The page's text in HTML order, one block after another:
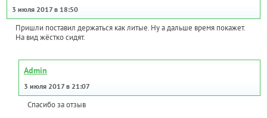
3 июля 2017 в 18:50
Пришли поставил держаться как литые. Ну а дальше время покажет.
На вид жёстко сидят.
Admin
3 июля 2017 в 21:07
Спасибо за отзыв